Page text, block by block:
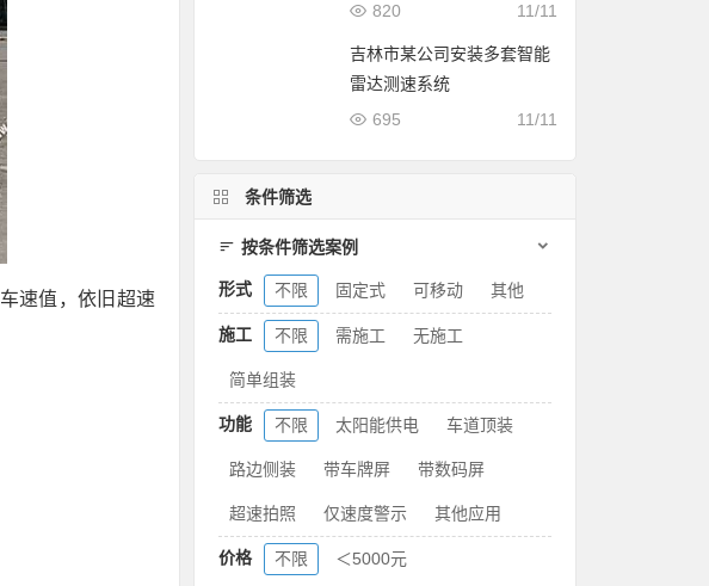
速值，依旧超速
11/11
820
吉林市某公司安装多套智能
雷达测速系统
11/11
695
条件筛选
按条件筛选案例
形式 不限 固定式 可移动 其他
施工 不限 需施工 无施工
简单组装
功能 不限 太阳能供电 车道顶装
路边侧装 带车牌屏 带数码屏
超速拍照 仅速度警示 其他应用
价格 不限 ＜5000元